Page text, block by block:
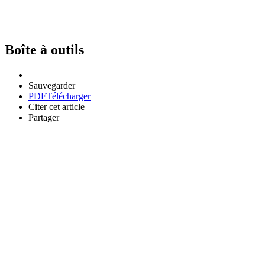
Boîte à outils
Sauvegarder
PDFTélécharger
Citer cet article
Partager